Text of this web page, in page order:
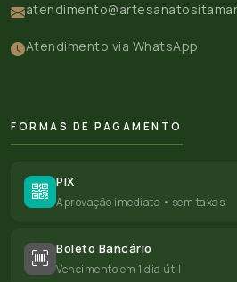
Atendimento via WhatsApp
FORMAS DE PAGAMENTO
PIX
Aprovação imediata • sem taxas
Boleto Bancário
Vencimento em 1 dia útil